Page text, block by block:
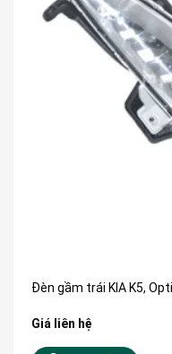
Đèn gầm trái KIA K5,
Giá liên hệ